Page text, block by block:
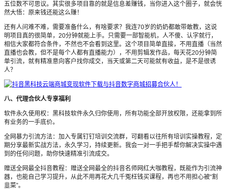
五位数不可思议。其实很多项目靠的就是信息差赚钱，当你进入这个圈子，就会恍
然大悟：原来钱还能这么赚！
还有人问难不难，需要准备什么，有啥要求？我连70岁的奶奶都敢带敢教，这说
明项目真的很简单，20分钟就能上手。只需要一部智能机，人不傻、认字就行，
相信大家都符合条件，不然也不会看到这里。这个项目简单直接，不用直播（当然
直播也会教，但不是每个人都有直播能力），不用剪辑发作品，每天花20分钟简
单引流，就有精准意向客户找你成交，当天或第二天可能就有收益，是不是很诱
人？
八、代理合伙人专享福利
软件永久使用权：黑科技软件永久归你使用，所有功能全部开放权限，还能拿到所
有业务的一手底价。
全网暴力引流方法：加入专属钉钉培训交流群，可翻看以往所有培训实操教程，定
期分享最新实战方法，永久学习，持续更新。我会一对一手把手帮你解决实操中遇
到的任何问题，助你快速精准引流成交。
赠送全网最全抖音教程：赠送全网最全的抖音名师网红大咖教程，既能作为引流神
器，也能自己学习提升，从此不用再花大几千冤枉钱买课程，再也不用担心被“割
韭菜”。